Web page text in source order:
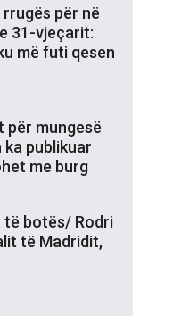
rrugës për në
31-vjeçarit:
më futi qesen
për mungesë
publikuar
me burg
të botës/ Rodri
të Madridit,